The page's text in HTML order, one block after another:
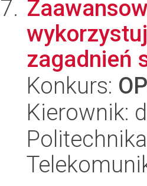
zagadnień
Konkurs:
Kierownik: